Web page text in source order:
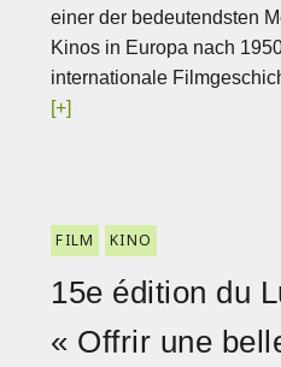
einer der bedeutendsten
Kinos in Europa nach
internationale
[+]
FILM KINO
15e édition du
« Offrir une